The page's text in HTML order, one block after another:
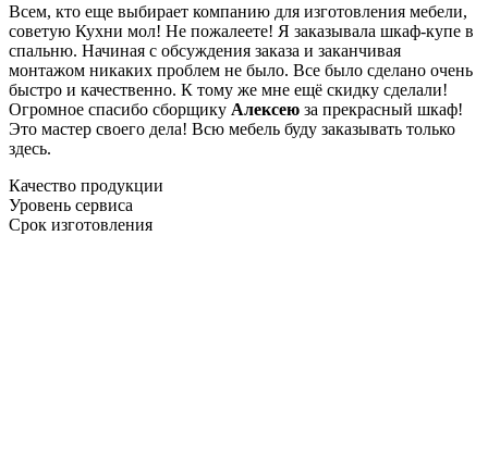
Всем, кто еще выбирает компанию для изготовления мебели,
советую Кухни мол! Не пожалеете! Я заказывала шкаф-купе в
спальню. Начиная с обсуждения заказа и заканчивая
монтажом никаких проблем не было. Все было сделано очень
быстро и качественно. К тому же мне ещё скидку сделали!
Огромное спасибо сборщику Алексею за прекрасный шкаф!
Это мастер своего дела! Всю мебель буду заказывать только
здесь.
Качество продукции
Уровень сервиса
Срок изготовления